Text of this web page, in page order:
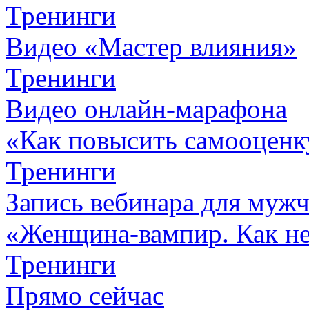
Тренинги
Видео «Мастер влияния»
Тренинги
Видео онлайн-марафона
«Как повысить
Тренинги
Запись вебинара для
«Женщина-вампир. Как не
Тренинги
Прямо сейчас